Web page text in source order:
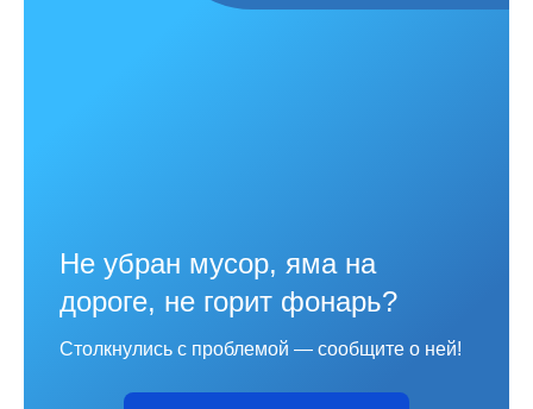
Не убран мусор, яма на
дороге, не горит фонарь?
Столкнулись с проблемой — сообщите о ней!